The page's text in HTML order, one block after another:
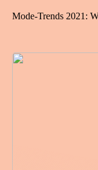
Mode-Trends 2021: